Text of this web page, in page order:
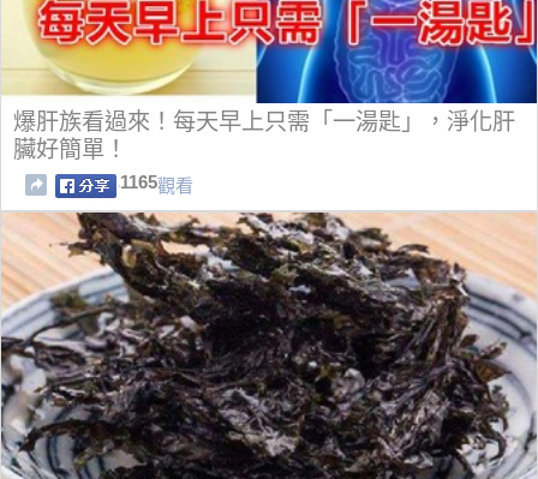
爆肝族看過來！每天早上只需「一湯匙」，淨化肝
臟好簡單！
1165觀看